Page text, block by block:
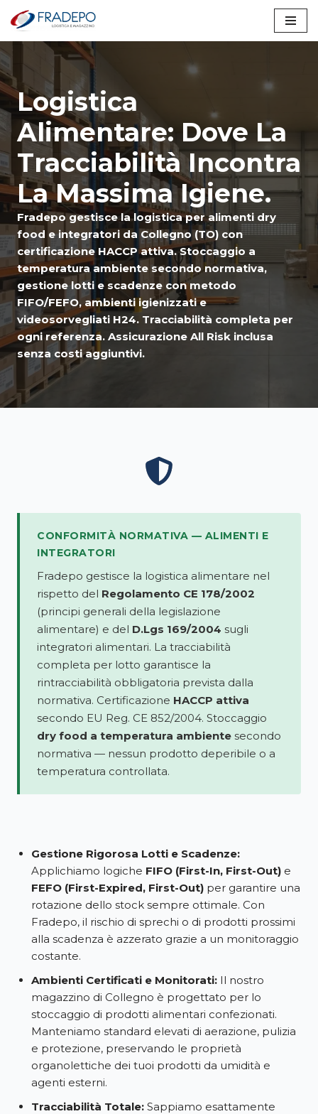
Vai
Logistica
Alimentare: Dove La
Tracciabilità Incontra
La Massima Igiene.
Fradepo gestisce la logistica per alimenti dry
food e integratori da Collegno (TO) con
certificazione HACCP attiva. Stoccaggio a
temperatura ambiente secondo normativa,
gestione lotti e scadenze con metodo
FIFO/FEFO, ambienti igienizzati e
videosorvegliati H24. Tracciabilità completa per
ogni referenza. Assicurazione All Risk inclusa
senza costi aggiuntivi.
CONFORMITÀ NORMATIVA — ALIMENTI E
INTEGRATORI
Fradepo gestisce la logistica alimentare nel
rispetto del Regolamento CE 178/2002
(principi generali della legislazione
alimentare) e del D.Lgs 169/2004 sugli
integratori alimentari. La tracciabilità
completa per lotto garantisce la
rintracciabilità obbligatoria prevista dalla
normativa. Certificazione HACCP attiva
secondo EU Reg. CE 852/2004. Stoccaggio
dry food a temperatura ambiente secondo
normativa — nessun prodotto deperibile o a
temperatura controllata.
Gestione Rigorosa Lotti e Scadenze:
Applichiamo logiche FIFO (First-In, First-Out) e
FEFO (First-Expired, First-Out) per garantire una
rotazione dello stock sempre ottimale. Con
Fradepo, il rischio di sprechi o di prodotti prossimi
alla scadenza è azzerato grazie a un monitoraggio
costante.
Ambienti Certificati e Monitorati: Il nostro
magazzino di Collegno è progettato per lo
stoccaggio di prodotti alimentari confezionati.
Manteniamo standard elevati di aerazione, pulizia
e protezione, preservando le proprietà
organolettiche dei tuoi prodotti da umidità e
agenti esterni.
Tracciabilità Totale: Sappiamo esattamente